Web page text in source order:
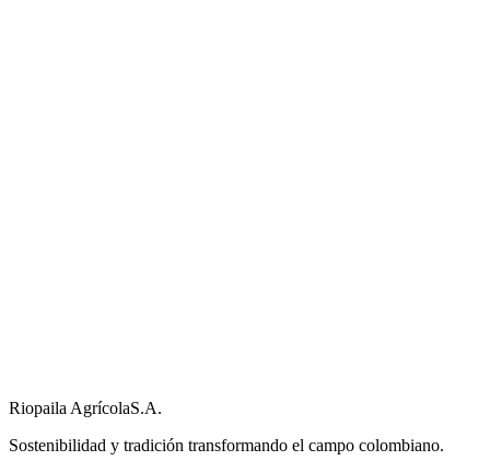
Riopaila AgrícolaS.A.
Sostenibilidad y tradición transformando el campo colombiano.